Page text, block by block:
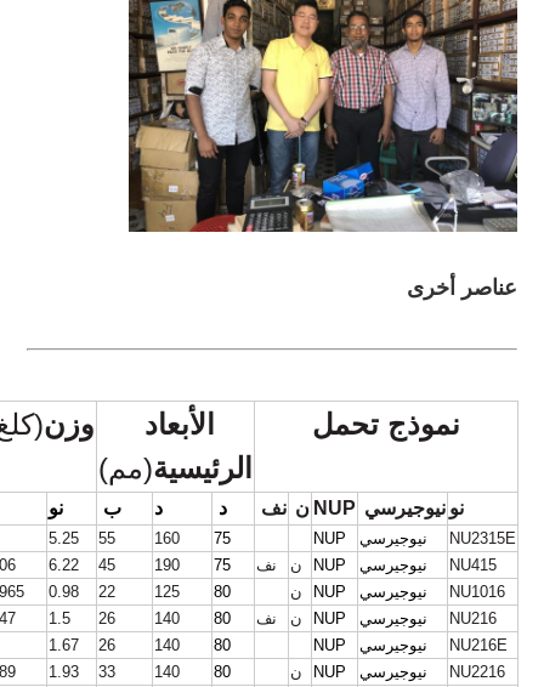
عناصر أخرى
نموذج تحمل
الرئيسية(مم)
وزن
نو نيوجيرسي NUP ن نف د د ب نو
NU2315E نيوجيرسي NUP
75
160
55
5.25
NU415
نيوجيرسي NUP ن نف 75
190
45
6.22
NU1016
نيوجيرسي NUP ن 80
125
22
0.98
NU216
نيوجيرسي NUP ن نف 80
140
26
1.5
NU216E
نيوجيرسي NUP
80
140
26
1.67
NU2216
نيوجيرسي NUP ن 80
140
33
1.93